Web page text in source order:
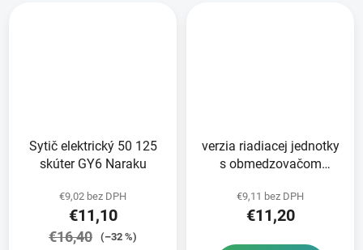
Sytič elektrický 50 125
skúter GY6 Naraku
€9,02 bez DPH
€11,10
€16,40 (–32 %)
verzia riadiacej jednotky
s obmedzovačom
obmedzenie rýchlosti na
45 km/h
€9,11 bez DPH
€11,20